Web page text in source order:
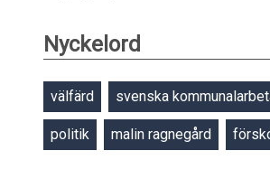
Nyckelord
välfärd svenska
politik malin ragnegård